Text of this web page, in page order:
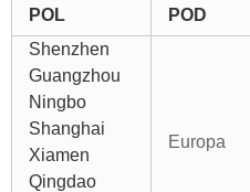
POL POD
Shenzhen
Guangzhou
Ningbo
Shanghai
Xiamen
Qingdao
Europa